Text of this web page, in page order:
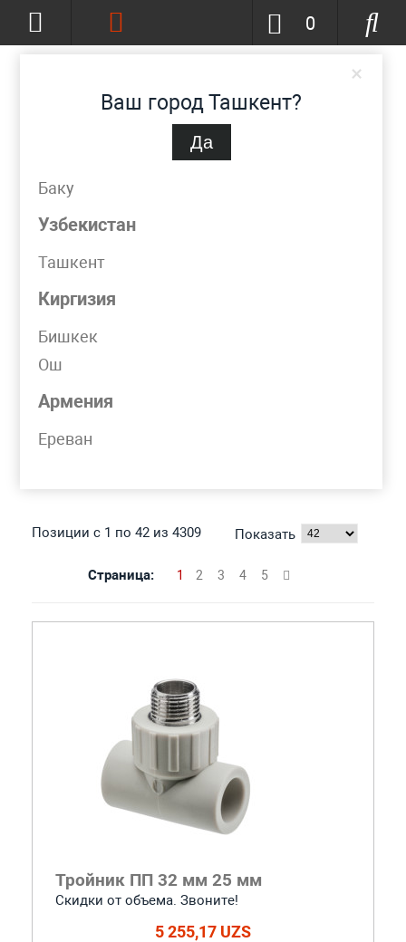
×
Ваш город Ташкент?
Да
Баку
Узбекистан
Ташкент
Киргизия
Бишкек
Ош
Армения
Ереван
0
КАТАЛОГ
ТРОЙНИК ПЛАСТИКОВЫЙ
Позиции с 1 по 42 из 4309 Показать
Страница: 1 2 3 4 5
Тройник ПП 32 мм 25 мм
Скидки от объема. Звоните!
5 255,17 UZS